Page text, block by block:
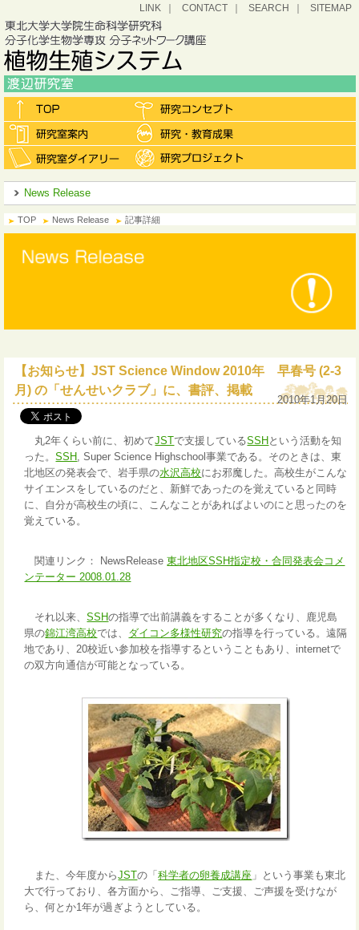
LINK CONTACT SEARCH SITEMAP
News Release
TOP News Release 記事詳細
【お知らせ】JST Science Window 2010年 早春号 (2-3
月) の「せんせいクラブ」に、書評、掲載
2010年1月20日
丸2年くらい前に、初めてJSTで支援しているSSH という活動を知
った。SSH, Super Science Highschool事業である。そのときは、東
北地区の発表会で、岩手県の水沢高校にお邪魔した。高校生がこんな
サイエンスをしているのだと、新鮮であったのを覚えていると同時
に、自分が高校生の頃に、こんなことがあればよいのにと思ったのを
覚えている。
関連リンク： NewsRelease東北地区SSH指定校・合同発表会コメ
ンテーター 2008.01.28
それ以来、SSHの指導で出前講義をすることが多くなり、鹿児島
県の錦江湾高校では、 ダイコン多様性研究の指導を行っている。遠隔
地であり、20校近い参加校を指導するということもあり、internetで
の双方向通信が可能となっている。
また、今年度からJSTの「科学者の卵養成講座 」という事業も東北
大で行っており、各方面から、ご指導、ご支援、ご声援を受けなが
ら、何とか1年が過ぎようとしている。